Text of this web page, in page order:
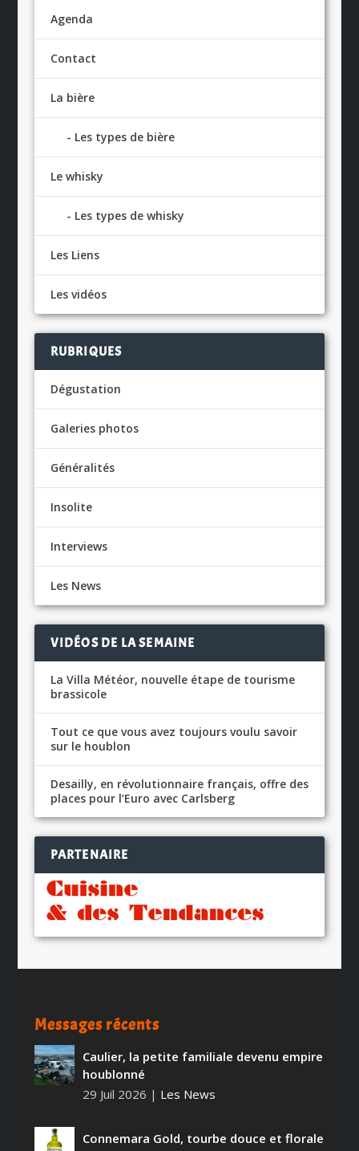
Agenda
Contact
La bière
Les types de bière
Le whisky
Les types de whisky
Les Liens
Les vidéos
RUBRIQUES
Dégustation
Galeries photos
Généralités
Insolite
Interviews
Les News
VIDÉOS DE LA SEMAINE
La Villa Météor, nouvelle étape de tourisme
brassicole
Tout ce que vous avez toujours voulu savoir
sur le houblon
Desailly, en révolutionnaire français, offre des
places pour l’Euro avec Carlsberg
PARTENAIRE
Messages récents
Caulier, la petite familiale devenu empire
houblonné
29 Juil 2026 | Les News
Connemara Gold, tourbe douce et florale